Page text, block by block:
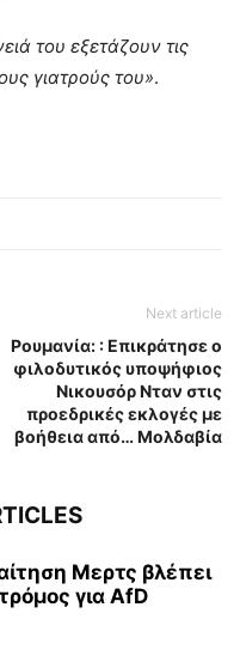
του εξετάζουν τις
γιατρούς του».
Next article
Ρουμανία: : Επικράτησε ο
φιλοδυτικός υποψήφιος
Νικουσόρ Νταν στις
προεδρικές εκλογές με
βοήθεια από… Μολδαβία
Mερτς βλέπει
για AfD